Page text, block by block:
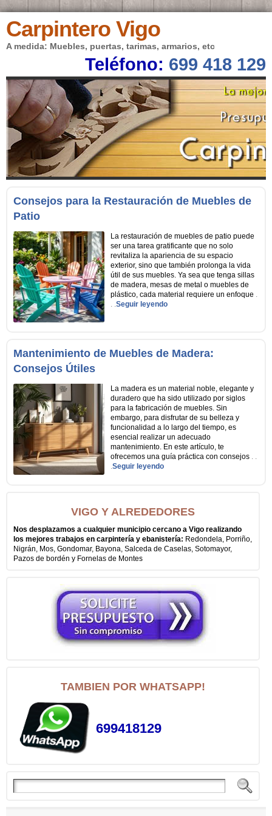
Carpintero Vigo
A medida: Muebles, puertas, tarimas, armarios, etc
Teléfono: 699 418 129
Consejos para la Restauración de Muebles de
Patio
La restauración de muebles de patio puede
ser una tarea gratificante que no solo
revitaliza la apariencia de su espacio
exterior, sino que también prolonga la vida
útil de sus muebles. Ya sea que tenga sillas
de madera, mesas de metal o muebles de
plástico, cada material requiere un enfoque .
. .Seguir leyendo
Mantenimiento de Muebles de Madera:
Consejos Útiles
La madera es un material noble, elegante y
duradero que ha sido utilizado por siglos
para la fabricación de muebles. Sin
embargo, para disfrutar de su belleza y
funcionalidad a lo largo del tiempo, es
esencial realizar un adecuado
mantenimiento. En este artículo, te
ofrecemos una guía práctica con consejos . .
.Seguir leyendo
VIGO Y ALREDEDORES
Nos desplazamos a cualquier municipio cercano a Vigo realizando
los mejores trabajos en carpintería y ebanistería: Redondela, Porriño,
Nigrán, Mos, Gondomar, Bayona, Salceda de Caselas, Sotomayor,
Pazos de bordén y Fornelas de Montes
TAMBIEN POR WHATSAPP!
699418129